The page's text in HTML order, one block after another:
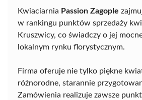
Kwiaciarnia Passion Zagople
w rankingu punktów sprzedaży
Kruszwicy, co świadczy o jej
lokalnym rynku florystycznym.
Firma oferuje nie tylko piękne
różnorodne, starannie
Zamówienia realizuje zawsze